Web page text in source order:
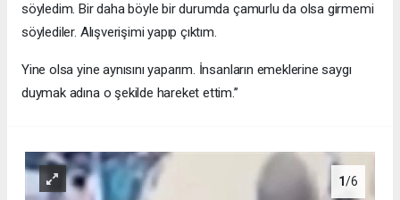
söyledim. Bir daha böyle bir durumda çamurlu da olsa girmemi
söylediler. Alışverişimi yapıp çıktım.
Yine olsa yine aynısını yaparım. İnsanların emeklerine saygı
duymak adına o şekilde hareket ettim.’’
1/6